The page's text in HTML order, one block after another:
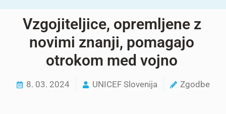
Vzgojiteljice, opremljene z
novimi znanji, pomagajo
otrokom med vojno
8. 03. 2024 UNICEF Slovenija Zgodbe